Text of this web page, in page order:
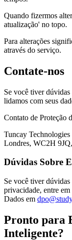
Quando fizermos
atualização' no topo.
Para alterações
através do serviço.
Contate-nos
Se você tiver
lidamos com seus
Contato de Proteção
Tuncay
Londres, WC2H
Dúvidas Sobre
Se você tiver
privacidade, entre
Dados em
Pronto para
Inteligente?